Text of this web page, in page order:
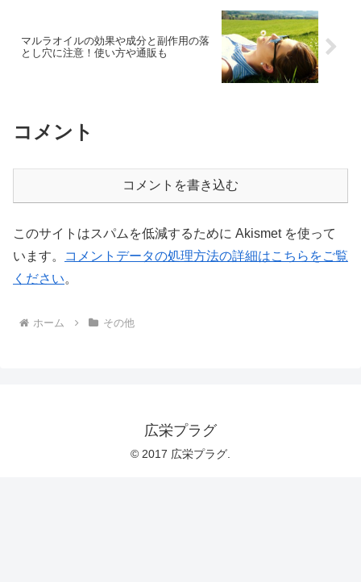
マルラオイルの効果や成分と副作用の落
とし穴に注意！使い方や通販も
コメント
コメントを書き込む
このサイトはスパムを低減するために Akismet を使って
います。
コメントデータの処理方法の詳細はこちらをご覧
ください。
ホーム その他
広栄プラグ
© 2017 広栄プラグ.